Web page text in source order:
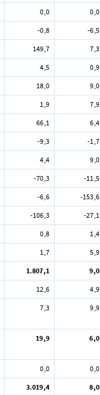
0,0 0,0
-0,8 -6,5
149,7 7,3
4,5 0,9
18,0 9,0
1,9 7,9
66,1 6,4
-9,3 -1,7
4,4 9,0
-70,3 -11,5
-6,6 -153,6
-106,3 -27,1
0,8 1,4
1,7 5,9
1.807,1 9,0
12,6 4,9
7,3 9,9
19,9 6,0
0,0 0,0
3.019,4 8,0